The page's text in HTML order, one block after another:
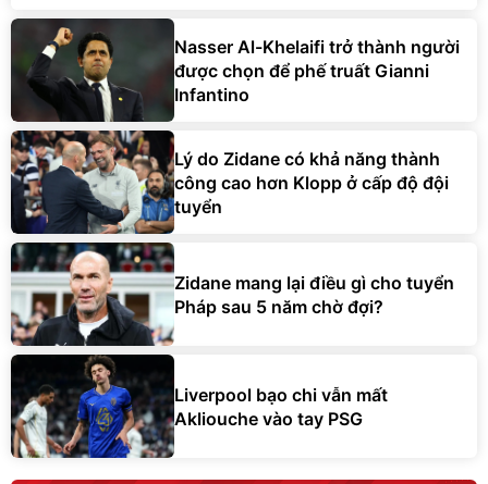
Nasser Al-Khelaifi trở thành người
được chọn để phế truất Gianni
Infantino
Lý do Zidane có khả năng thành
công cao hơn Klopp ở cấp độ đội
tuyển
Zidane mang lại điều gì cho tuyển
Pháp sau 5 năm chờ đợi?
Liverpool bạo chi vẫn mất
Akliouche vào tay PSG